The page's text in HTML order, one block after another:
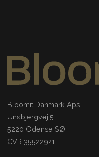
Bloomit Danmark Aps
Unsbjergvej 5.
5220 Odense SØ
CVR 35522921